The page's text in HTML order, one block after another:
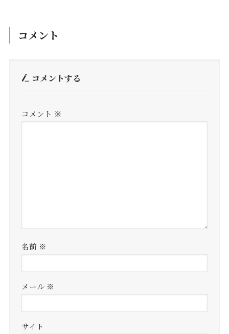
コメント
コメントする
コメント ※
名前 ※
メール ※
サイト